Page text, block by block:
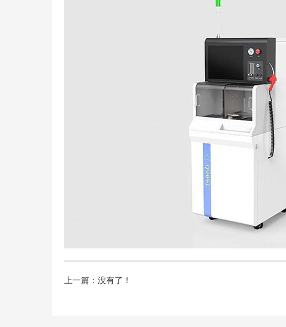
上一篇：没有了！